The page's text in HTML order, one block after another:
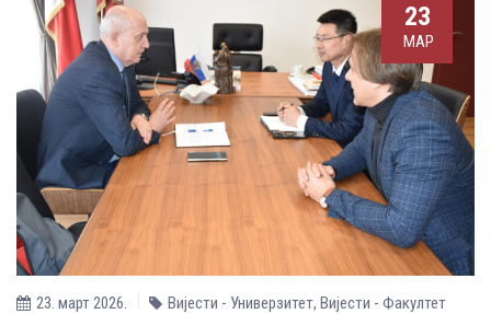
23
МАР
23. март 2026. Вијести - Универзитет, Вијести - Факултет